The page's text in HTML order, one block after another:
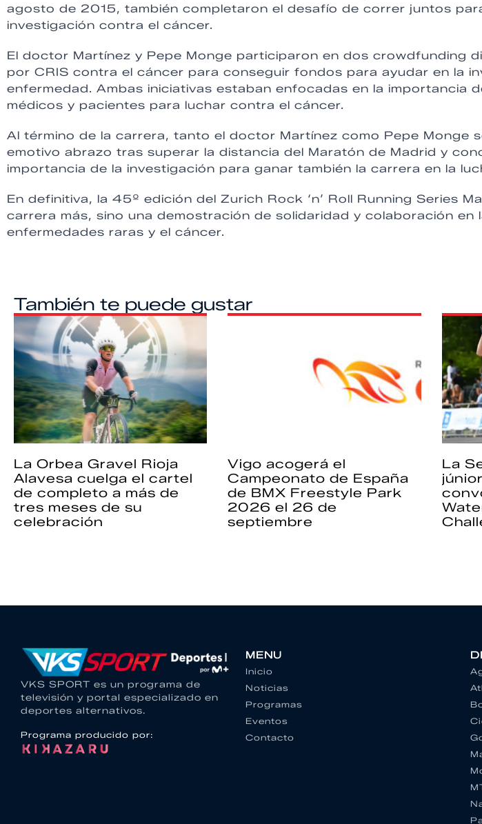
agosto de 2015, también completaron el desafío de correr juntos
investigación contra el cáncer.
El doctor Martínez y Pepe Monge participaron en dos crowdfunding
por CRIS contra el cáncer para conseguir fondos para ayudar en la
enfermedad. Ambas iniciativas estaban enfocadas en la importancia
médicos y pacientes para luchar contra el cáncer.
Al término de la carrera, tanto el doctor Martínez como Pepe Monge
emotivo abrazo tras superar la distancia del Maratón de Madrid y
importancia de la investigación para ganar también la carrera en la
En definitiva, la 45º edición del Zurich Rock ‘n’ Roll Running Series
carrera más, sino una demostración de solidaridad y colaboración en
enfermedades raras y el cáncer.
También te puede gustar
La Orbea Gravel Rioja
Alavesa cuelga el cartel
de completo a más de
tres meses de su
celebración
Vigo acogerá el
Campeonato de España
de BMX Freestyle Park
2026 el 26 de
septiembre
La
VKS SPORT es un programa de
televisión y portal especializado en
deportes alternativos.
Programa producido por:
MENU
Inicio
Noticias
Programas
Eventos
Contacto